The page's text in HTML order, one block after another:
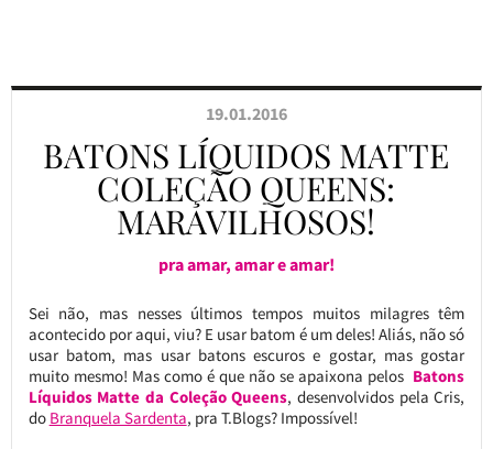
19.01.2016
BATONS LÍQUIDOS MATTE
COLEÇÃO QUEENS:
MARAVILHOSOS!
pra amar, amar e amar!
Sei não, mas nesses últimos tempos muitos milagres têm
acontecido por aqui, viu? E usar batom é um deles! Aliás, não só
usar batom, mas usar batons escuros e gostar, mas gostar
muito mesmo! Mas como é que não se apaixona pelos Batons
Líquidos Matte da Coleção Queens, desenvolvidos pela Cris,
do Branquela Sardenta, pra T.Blogs? Impossível!